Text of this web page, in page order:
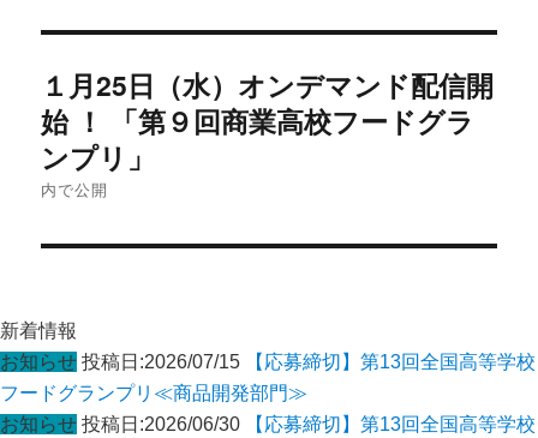
稿
ナ
ビ
ゲ
ー
１月25日（水）オンデマンド配信開
始 ！ 「第９回商業高校フードグラ
ンプリ」
内で公開
新着情報
お知らせ 投稿日:2026/07/15
【応募締切】第13回全国高等学校
フードグランプリ≪商品開発部門≫
お知らせ 投稿日:2026/06/30
【応募締切】第13回全国高等学校